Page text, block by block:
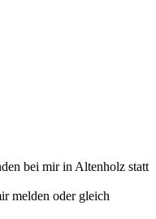
bei mir in Altenholz statt
melden oder gleich